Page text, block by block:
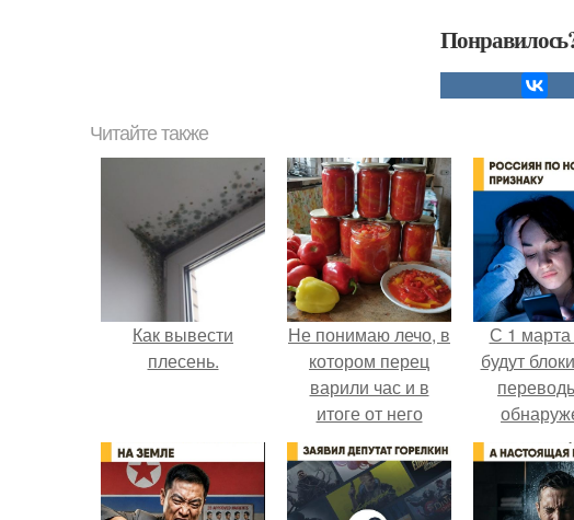
Читайте также
Как вывести
плесень.
Не понимаю лечо, в
котором перец
варили час и в
итоге от него
остались одни
бесформенные
тряпочки.
С 1 марта
будут